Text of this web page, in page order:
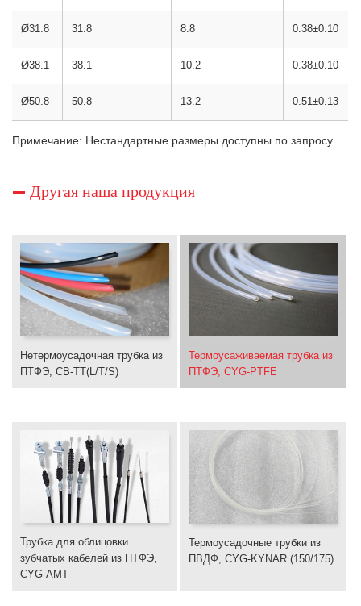
Ø31.8 31.8 8.8 0.38±0.10
Ø38.1 38.1 10.2 0.38±0.10
Ø50.8 50.8 13.2 0.51±0.13
Примечание: Нестандартные размеры доступны по запросу
Другая наша продукция
Нетермоусадочная трубка из
ПТФЭ, CB-TT(L/T/S)
Термоусаживаемая трубка из
ПТФЭ, CYG-PTFE
Трубка для облицовки
зубчатых кабелей из ПТФЭ,
CYG-AMT
Термоусадочные трубки из
ПВДФ, CYG-KYNAR (150/175)